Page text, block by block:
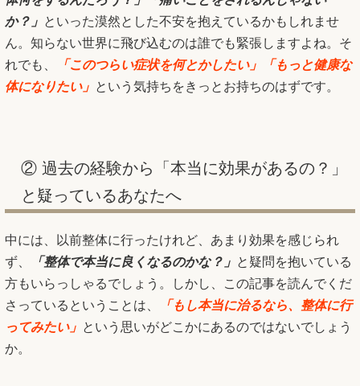
か？」 といった漠然とした不安を抱えているかもしれませ
ん。知らない世界に飛び込むのは誰でも緊張しますよね。そ
れでも、
「このつらい症状を何とかしたい」「もっと健康な
体になりたい」 という気持ちをきっとお持ちのはずです。
② 過去の経験から「本当に効果があるの？」
と疑っているあなたへ
中には、以前整体に行ったけれど、あまり効果を感じられ
ず、
「整体で本当に良くなるのかな？」 と疑問を抱いている
方もいらっしゃるでしょう。しかし、この記事を読んでくだ
さっているということは、
「もし本当に治るなら、整体に行
ってみたい」 という思いがどこかにあるのではないでしょう
か。